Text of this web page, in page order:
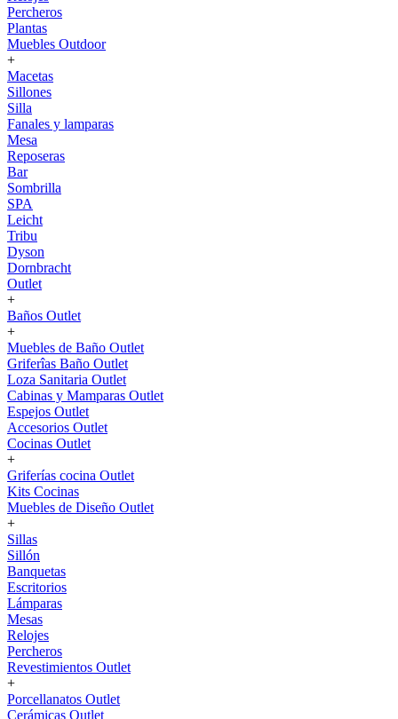
Percheros
Plantas
Muebles Outdoor
+
Macetas
Sillones
Silla
Fanales y lamparas
Mesa
Reposeras
Bar
Sombrilla
SPA
Leicht
Tribu
Dyson
Dornbracht
Outlet
+
Baños Outlet
+
Muebles de Baño Outlet
Griferîas Baño Outlet
Loza Sanitaria Outlet
Cabinas y Mamparas Outlet
Espejos Outlet
Accesorios Outlet
Cocinas Outlet
+
Griferías cocina Outlet
Kits Cocinas
Muebles de Diseño Outlet
+
Sillas
Sillón
Banquetas
Escritorios
Lámparas
Mesas
Relojes
Percheros
Revestimientos Outlet
+
Porcellanatos Outlet
Cerámicas Outlet